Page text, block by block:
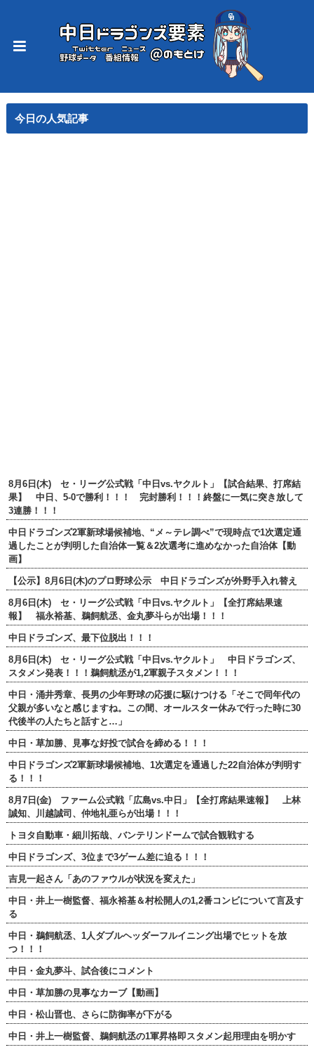
今日の人気記事
8月6日(木) セ・リーグ公式戦「中日vs.ヤクルト」【試合結果、打席結
果】 中日、5-0で勝利！！！ 完封勝利！！！終盤に一気に突き放して
3連勝！！！
中日ドラゴンズ2軍新球場候補地、“メ～テレ調べ”で現時点で1次選定通
過したことが判明した自治体一覧＆2次選考に進めなかった自治体【動
画】
【公示】8月6日(木)のプロ野球公示 中日ドラゴンズが外野手入れ替え
8月6日(木) セ・リーグ公式戦「中日vs.ヤクルト」【全打席結果速
報】 福永裕基、鵜飼航丞、金丸夢斗らが出場！！！
中日ドラゴンズ、最下位脱出！！！
8月6日(木) セ・リーグ公式戦「中日vs.ヤクルト」 中日ドラゴンズ、
スタメン発表！！！鵜飼航丞が1,2軍親子スタメン！！！
中日・涌井秀章、長男の少年野球の応援に駆けつける「そこで同年代の
父親が多いなと感じますね。この間、オールスター休みで行った時に30
代後半の人たちと話すと…」
中日・草加勝、見事な好投で試合を締める！！！
中日ドラゴンズ2軍新球場候補地、1次選定を通過した22自治体が判明す
る！！！
8月7日(金) ファーム公式戦「広島vs.中日」【全打席結果速報】 上林
誠知、川越誠司、仲地礼亜らが出場！！！
トヨタ自動車・細川拓哉、バンテリンドームで試合観戦する
中日ドラゴンズ、3位まで3ゲーム差に迫る！！！
吉見一起さん「あのファウルが状況を変えた」
中日・井上一樹監督、福永裕基＆村松開人の1,2番コンビについて言及す
る
中日・鵜飼航丞、1人ダブルヘッダーフルイニング出場でヒットを放
つ！！！
中日・金丸夢斗、試合後にコメント
中日・草加勝の見事なカーブ【動画】
中日・松山晋也、さらに防御率が下がる
中日・井上一樹監督、鵜飼航丞の1軍昇格即スタメン起用理由を明かす